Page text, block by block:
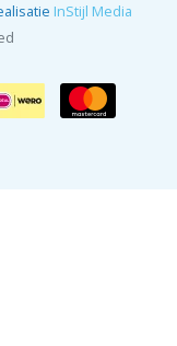
InStijl Media